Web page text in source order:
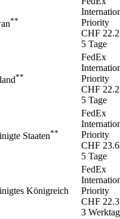
**
Priority
CHF
5 Tage
**
FedEx
Priority
CHF
5 Tage
Staaten**
FedEx
Priority
CHF
5 Tage
Königreich
FedEx
Priority
CHF
3